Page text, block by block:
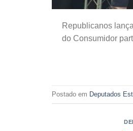
Republicanos
do Consumidor
Postado em Deputados